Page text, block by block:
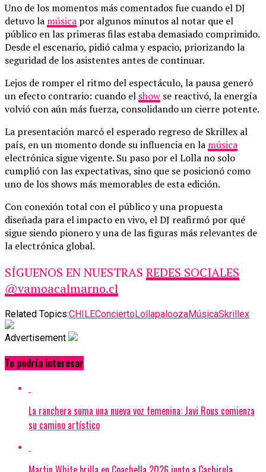
Uno de los momentos más comentados fue cuando el DJ
detuvo la música por algunos minutos al notar que el
público en las primeras filas estaba demasiado comprimido.
Desde el escenario, pidió calma y espacio, priorizando la
seguridad de los asistentes antes de continuar.
Lejos de romper el ritmo del espectáculo, la pausa generó
un efecto contrario: cuando el show se reactivó, la energía
volvió con aún más fuerza, consolidando un cierre potente.
La presentación marcó el esperado regreso de Skrillex al
país, en un momento donde su influencia en la música
electrónica sigue vigente. Su paso por el Lolla no solo
cumplió con las expectativas, sino que se posicionó como
uno de los shows más memorables de esta edición.
Con conexión total con el público y una propuesta
diseñada para el impacto en vivo, el DJ reafirmó por qué
sigue siendo pionero y una de las figuras más relevantes de
la electrónica global.
SÍGUENOS EN NUESTRAS REDES SOCIALES
@vamoacalmarno.cl
Related Topics:CHILEConciertoLollapaloozaMúsicaSkrillex
Advertisement
Te podría interesar
La ranchera suma una nueva voz femenina: Javi Rous comienza
su camino artístico